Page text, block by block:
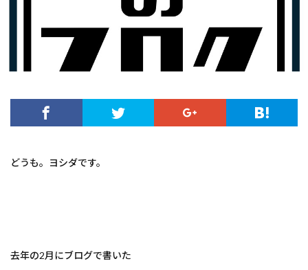
どうも。ヨシダです。
去年の2月にブログで書いた